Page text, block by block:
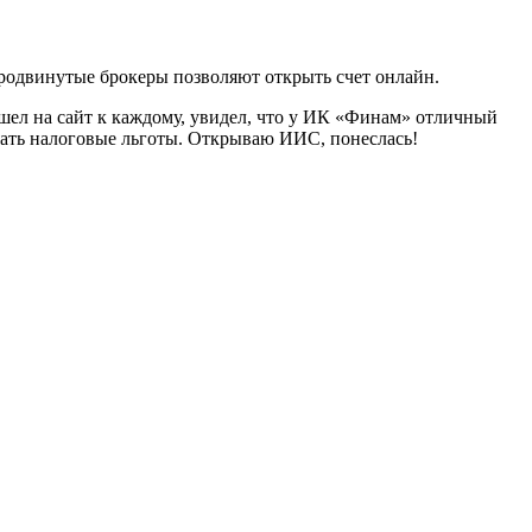
брокеры позволяют открыть счет онлайн.
на сайт к каждому, увидел, что у ИК «Финам» отличный
налоговые льготы. Открываю ИИС, понеслась!